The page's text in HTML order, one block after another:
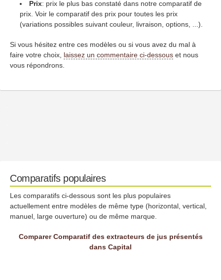
Prix: prix le plus bas constaté dans notre comparatif de
prix. Voir le comparatif des prix pour toutes les prix
(variations possibles suivant couleur, livraison, options, ...).
Si vous hésitez entre ces modèles ou si vous avez du mal à
faire votre choix, laissez un commentaire ci-dessous et nous
vous répondrons.
Comparatifs populaires
Les comparatifs ci-dessous sont les plus populaires
actuellement entre modèles de même type (horizontal, vertical,
manuel, large ouverture) ou de même marque.
Comparer Comparatif des extracteurs de jus présentés
dans Capital